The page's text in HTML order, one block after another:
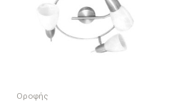
Οροφής